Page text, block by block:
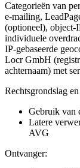
Categorieën van
e-mailing,
(optioneel), object-
individuele
IP-gebaseerde
Locr GmbH
achternaam) met
Rechtsgrondslag
Gebruik van
Latere
AVG
Ontvanger: